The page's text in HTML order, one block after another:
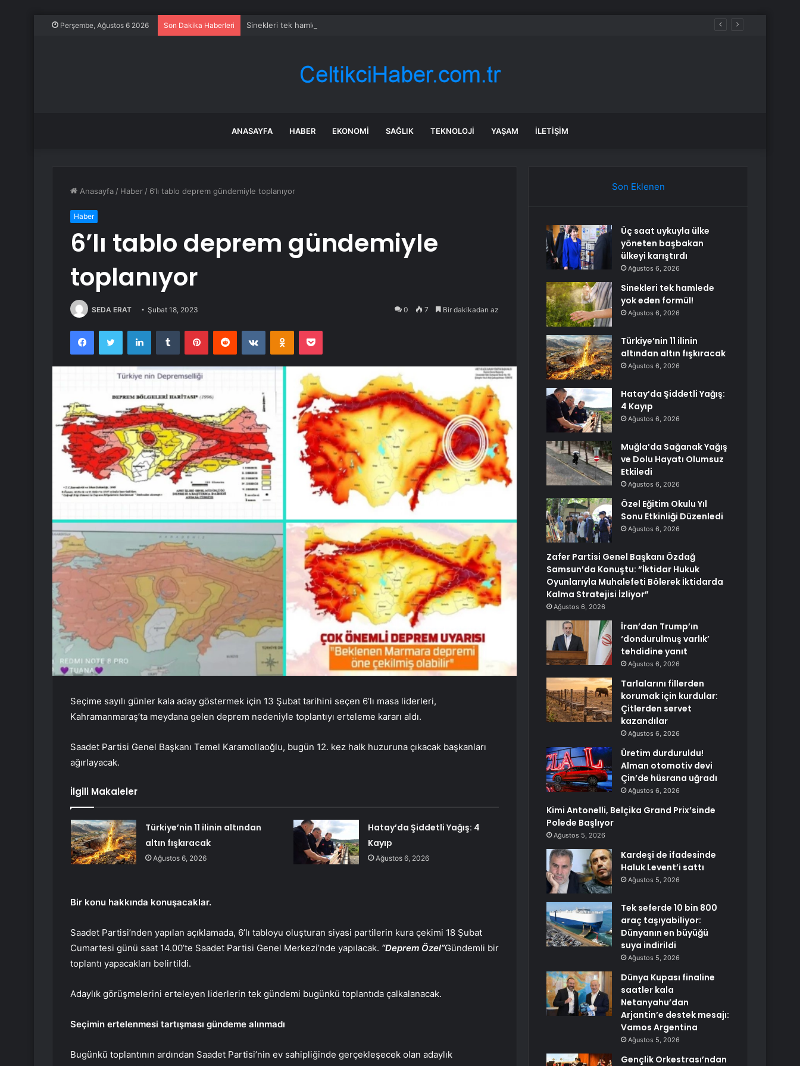
Perşembe, Ağustos 6 2026 Son Dakika Haberleri Sinekleri tek hamlede yok eden formül!
ANASAYFA HABER EKONOMI SAĞLIK TEKNOLOJI YAŞAM İLETIŞIM
Anasayfa / Haber / 6’lı tablo deprem gündemiyle toplanıyor
Haber
6’lı tablo deprem gündemiyle
toplanıyor
SEDA ERAT Şubat 18, 2023 0 7 Bir dakikadan az
FacebookTwitter LinkedInTumblr PinterestReddit VKontakteOdnoklassniki
Pocket
Seçime sayılı günler kala aday göstermek için 13 Şubat tarihini seçen 6’lı masa liderleri,
Kahramanmaraş’ta meydana gelen deprem nedeniyle toplantıyı erteleme kararı aldı.
Saadet Partisi Genel Başkanı Temel Karamollaoğlu, bugün 12. kez halk huzuruna çıkacak başkanları
ağırlayacak.
İlgili Makaleler
Türkiye’nin 11 ilinin altından
altın fışkıracak
Ağustos 6, 2026
Hatay’da Şiddetli Yağış: 4
Kayıp
Ağustos 6, 2026
Bir konu hakkında konuşacaklar.
Saadet Partisi’nden yapılan açıklamada, 6’lı tabloyu oluşturan siyasi partilerin kura çekimi 18 Şubat
Cumartesi günü saat 14.00’te Saadet Partisi Genel Merkezi’nde yapılacak. “Deprem Özel”Gündemli bir
toplantı yapacakları belirtildi.
Adaylık görüşmelerini erteleyen liderlerin tek gündemi bugünkü toplantıda çalkalanacak.
Seçimin ertelenmesi tartışması gündeme alınmadı
Bugünkü toplantının ardından Saadet Partisi’nin ev sahipliğinde gerçekleşecek olan adaylık
Son Eklenen
Üç saat uykuyla ülke
yöneten başbakan
ülkeyi karıştırdı
Ağustos 6, 2026
Sinekleri tek hamlede
yok eden formül!
Ağustos 6, 2026
Türkiye’nin 11 ilinin
altından altın fışkıracak
Ağustos 6, 2026
Hatay’da Şiddetli Yağış:
4 Kayıp
Ağustos 6, 2026
Muğla’da Sağanak Yağış
ve Dolu Hayatı Olumsuz
Etkiledi
Ağustos 6, 2026
Özel Eğitim Okulu Yıl
Sonu Etkinliği Düzenledi
Ağustos 6, 2026
Zafer Partisi Genel Başkanı Özdağ
Samsun’da Konuştu: “İktidar Hukuk
Oyunlarıyla Muhalefeti Bölerek İktidarda
Kalma Stratejisi İzliyor”
Ağustos 6, 2026
İran’dan Trump’ın
‘dondurulmuş varlık’
tehdidine yanıt
Ağustos 6, 2026
Tarlalarını fillerden
korumak için kurdular:
Çitlerden servet
kazandılar
Ağustos 6, 2026
Üretim durduruldu!
Alman otomotiv devi
Çin’de hüsrana uğradı
Ağustos 6, 2026
Kimi Antonelli, Belçika Grand Prix’sinde
Polede Başlıyor
Ağustos 5, 2026
Kardeşi de ifadesinde
Haluk Levent’i sattı
Ağustos 5, 2026
Tek seferde 10 bin 800
araç taşıyabiliyor:
Dünyanın en büyüğü
suya indirildi
Ağustos 5, 2026
Dünya Kupası finaline
saatler kala
Netanyahu’dan
Arjantin’e destek mesajı:
Vamos Argentina
Ağustos 5, 2026
Gençlik Orkestrası’ndan